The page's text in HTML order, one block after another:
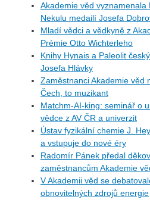
Akademie věd
Nekulu medailí Josefa
Mladí vědci a vědkyně z
Prémie Otto Wichterleho
Knihy Hynais a Paleolit
Josefa Hlávky
Zaměstnanci Akademie věd
Čech, to muzikant
Matchm-AI-king: seminář o
vědce z AV ČR a univerzit
Ústav fyzikální chemie J.
a vstupuje do nové éry
Radomír Pánek předal
zaměstnancům Akademie
V Akademii věd se
obnovitelných zdrojů energie